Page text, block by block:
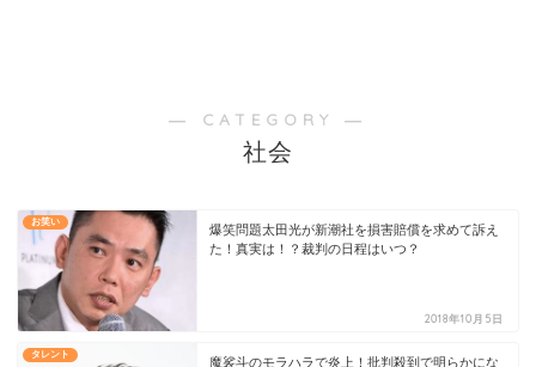
― CATEGORY ―
社会
お笑い
爆笑問題太田光が新潮社を損害賠償を求めて訴え
た！真実は！？裁判の日程はいつ？
2018年10月5日
タレント
魔裟斗のモラハラで炎上！批判殺到で明らかにな